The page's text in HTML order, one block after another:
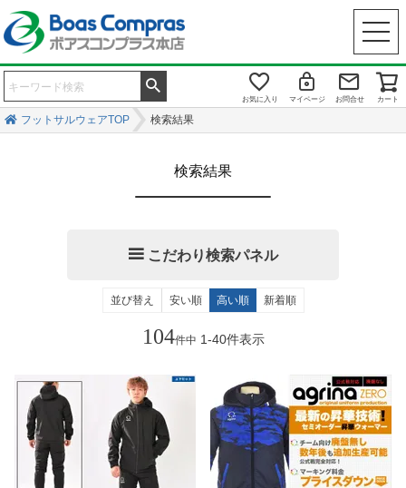
お気に入り マイページ お問合せ カート
フットサルウェアTOP 検索結果
検索結果
こだわり検索パネル
メーカー
カテゴリー
並び替え 安い順 高い順 新着順
104件中 1-40件表示